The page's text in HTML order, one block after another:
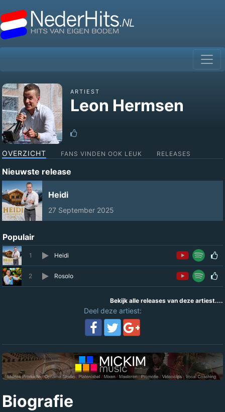
ARTIEST
Leon Hermsen
OVERZICHT FANS VINDEN OOK LEUK RELEASES
Nieuwste release
Heidi
27 September 2025
Populair
1 Heidi
2 Rosolo
Bekijk alle releases van deze artiest....
Deel deze artiest:
Biografie